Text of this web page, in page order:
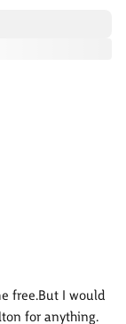
free.But I would
for anything.